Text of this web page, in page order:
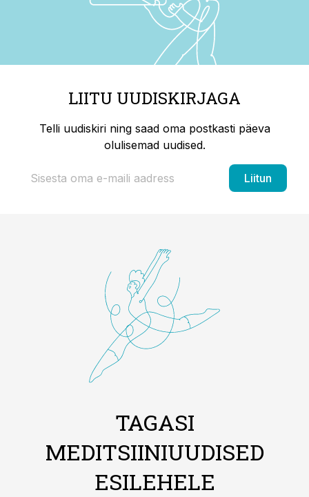
LIITU UUDISKIRJAGA
Telli uudiskiri ning saad oma postkasti päeva
olulisemad uudised.
Liitun
TAGASI
MEDITSIINIUUDISED
ESILEHELE